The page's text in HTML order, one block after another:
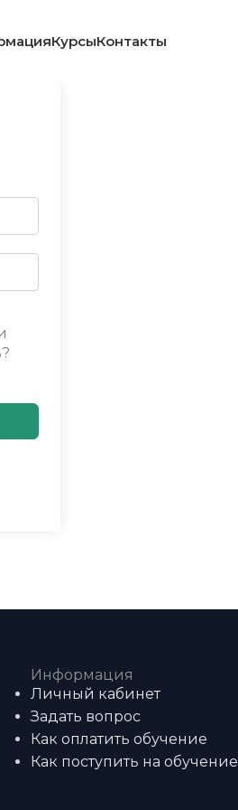
КурсыКонтакты
Информация
Личный кабинет
Задать вопрос
Как оплатить обучение
Как поступить на обучение